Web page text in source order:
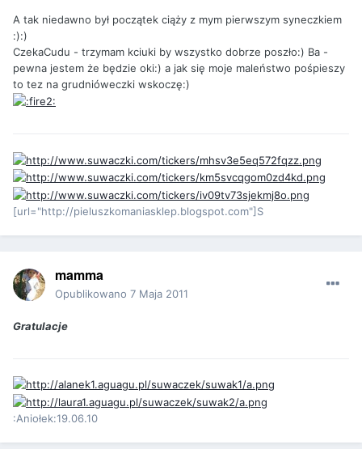
A tak niedawno był początek ciąży z mym pierwszym syneczkiem
:):)
CzekaCudu - trzymam kciuki by wszystko dobrze poszło:) Ba -
pewna jestem że będzie oki:) a jak się moje maleństwo pośpieszy
to tez na grudnióweczki wskoczę:)
[url="http://pieluszkomaniasklep.blogspot.com"]S
mamma
Opublikowano 7 Maja 2011
Gratulacje
:Aniołek:19.06.10